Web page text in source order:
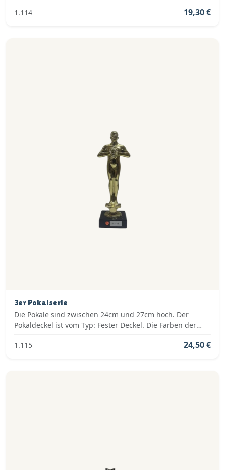
1.114
19,30 €
3er Pokalserie
Die Pokale sind zwischen 24cm und 27cm hoch. Der
Pokaldeckel ist vom Typ: Fester Deckel. Die Farben der
1.115
24,50 €